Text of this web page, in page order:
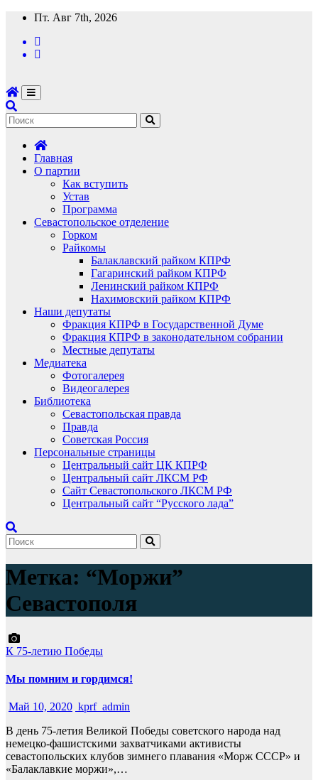
Перейти
содержимому
Пт. Авг 7th, 2026
Главная
О партии
Как вступить
Устав
Программа
Севастопольское отделение
Горком
Райкомы
Балаклавский райком КПРФ
Гагаринский райком КПРФ
Ленинский райком КПРФ
Нахимовский райком КПРФ
Наши депутаты
Фракция КПРФ в Государственной Думе
Фракция КПРФ в законодательном собрании
Местные депутаты
Медиатека
Фотогалерея
Видеогалерея
Библиотека
Севастопольская правда
Правда
Советская Россия
Персональные страницы
Центральный сайт ЦК КПРФ
Центральный сайт ЛКСМ РФ
Сайт Севастопольского ЛКСМ РФ
Центральный сайт “Русского лада”
Метка: “Моржи”
Севастополя
К 75-летию Победы
Мы помним и гордимся!
Май 10, 2020 kprf_admin
В день 75-летия Великой Победы советского народа над
немецко-фашистскими захватчиками активисты
севастопольских клубов зимнего плавания «Морж СССР» и
«Балаклавкие моржи»,…